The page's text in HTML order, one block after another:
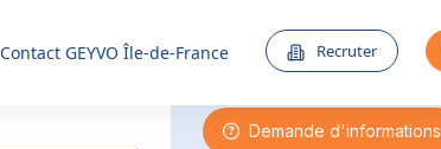
Contact GEYVO Île-de-France Recruter
Une question ?
Demande d'informations